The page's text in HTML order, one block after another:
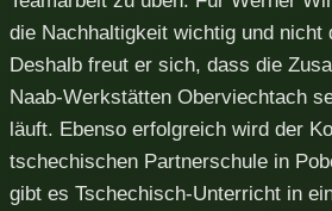
die Nachhaltigkeit wichtig und nicht
Deshalb freut er sich, dass die
Naab-Werkstätten Oberviechtach
läuft. Ebenso erfolgreich wird der
tschechischen Partnerschule in
gibt es Tschechisch-Unterricht in